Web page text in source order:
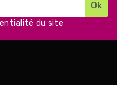
du site